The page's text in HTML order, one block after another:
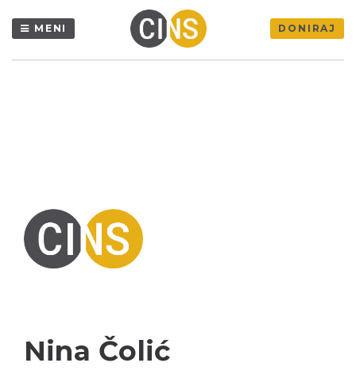
MENI DONIRAJ
Nina Čolić